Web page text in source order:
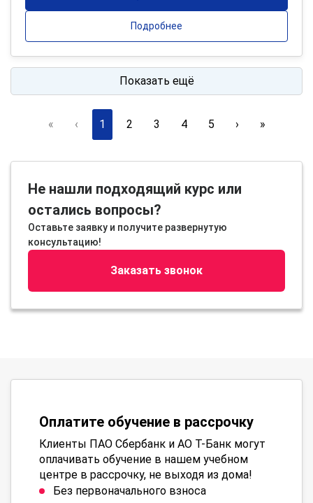
Подробнее
Показать ещё
« ‹ 1 2 3 4 5 › »
Не нашли подходящий курс или
остались вопросы?
Оставьте заявку и получите развернутую
консультацию!
Заказать звонок
Оплатите обучение в рассрочку
Клиенты ПАО Сбербанк и АО Т-Банк могут
оплачивать обучение в нашем учебном
центре в рассрочку, не выходя из дома!
Без первоначального взноса